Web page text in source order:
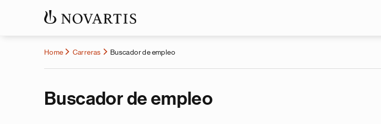
Home Carreras Buscador de empleo
Buscador de empleo